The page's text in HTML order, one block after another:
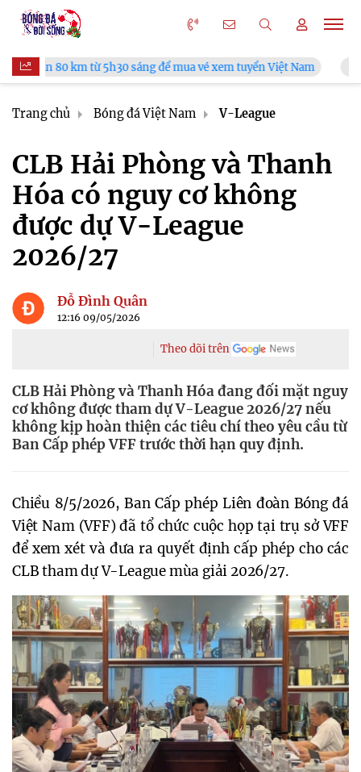
để mua vé xem tuyển Việt Nam Tuyển Việt Nam đối đầu
Trang chủ Bóng đá Việt Nam V-League
CLB Hải Phòng và Thanh
Hóa có nguy cơ không
được dự V-League
2026/27
Đỗ Đình Quân
12:16 09/05/2026
Theo dõi trên
CLB Hải Phòng và Thanh Hóa đang đối mặt nguy
cơ không được tham dự V-League 2026/27 nếu
không kịp hoàn thiện các tiêu chí theo yêu cầu từ
Ban Cấp phép VFF trước thời hạn quy định.
Chiều 8/5/2026, Ban Cấp phép Liên đoàn Bóng đá
Việt Nam (VFF) đã tổ chức cuộc họp tại trụ sở VFF
để xem xét và đưa ra quyết định cấp phép cho các
CLB tham dự V-League mùa giải 2026/27.